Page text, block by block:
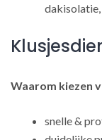
Waarom kiezen
snelle &